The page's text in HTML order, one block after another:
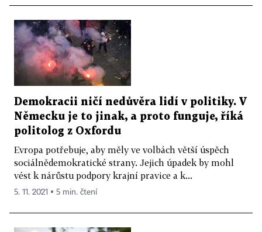
Demokracii ničí nedůvěra lidí v politiky. V
Německu je to jinak, a proto funguje, říká
politolog z Oxfordu
Evropa potřebuje, aby měly ve volbách větší úspěch
sociálnědemokratické strany. Jejich úpadek by mohl
vést k nárůstu podpory krajní pravice a k...
5. 11. 2021 ▪ 5 min. čtení